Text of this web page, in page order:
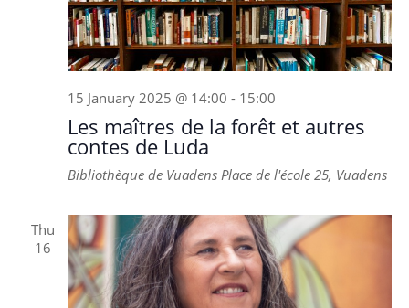
15 January 2025 @ 14:00 - 15:00
Les maîtres de la forêt et autres
contes de Luda
Bibliothèque de Vuadens Place de l'école 25, Vuadens
Thu
16